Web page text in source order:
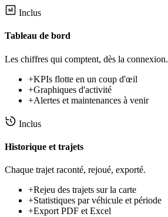
Inclus
Tableau de bord
Les chiffres qui comptent, dès la connexion.
+KPIs flotte en un coup d'œil
+Graphiques d'activité
+Alertes et maintenances à venir
Inclus
Historique et trajets
Chaque trajet raconté, rejoué, exporté.
+Rejeu des trajets sur la carte
+Statistiques par véhicule et période
+Export PDF et Excel